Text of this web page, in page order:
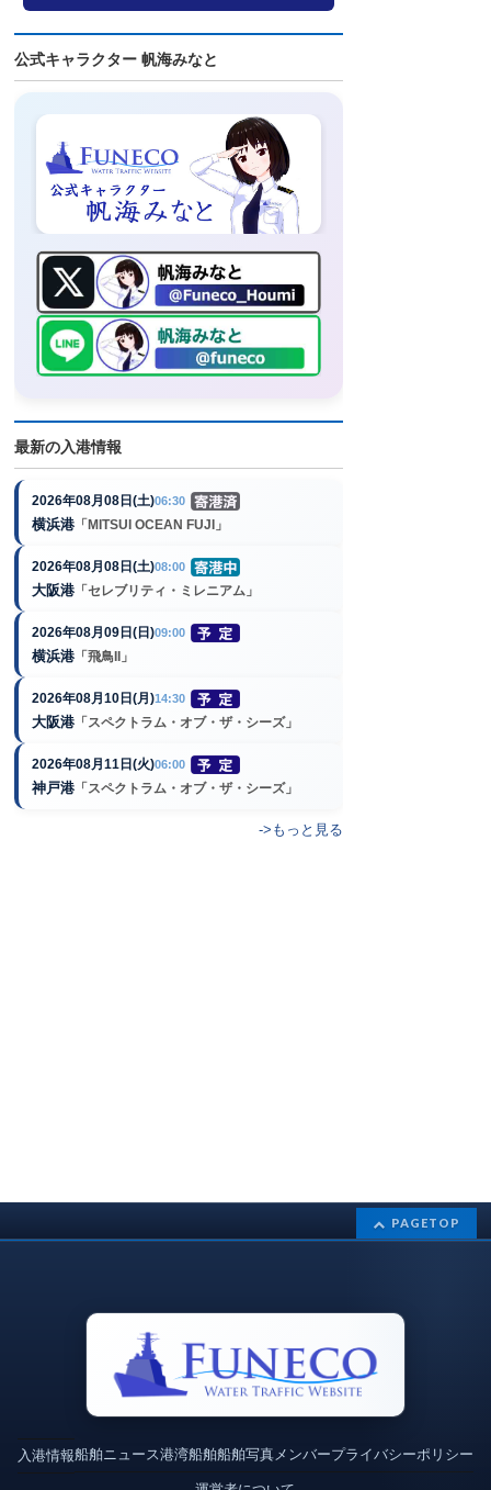
公式キャラクター 帆海みなと
最新の入港情報
2026年08月08日(土)06:30
横浜港 「MITSUI OCEAN FUJI」
2026年08月08日(土)08:00
大阪港 「セレブリティ・ミレニアム」
2026年08月09日(日)09:00
横浜港 「飛鳥II」
2026年08月10日(月)14:30
大阪港 「スペクトラム・オブ・ザ・シーズ」
2026年08月11日(火)06:00
神戸港 「スペクトラム・オブ・ザ・シーズ」
->もっと見る
PAGETOP
入港情報船舶ニュース港湾船舶船舶写真メンバープライバシーポリシー